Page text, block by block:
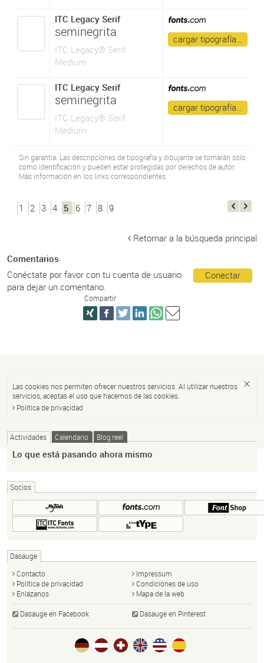
ITC Legacy Serif
seminegrita
ITC Legacy® Serif
Medium
cargar tipografía…
ITC Legacy Serif
seminegrita
ITC Legacy® Serif
Medium
cargar tipografía…
Sin garantía. Las descripciones de tipografía y dibujante se tomarán sólo
como identificación y pueden estar protegidas por derechos de autor.
Más información en los links correspondientes.
1 2 3 4 5 6 7 8 9
Retornar a la búsqueda principal
Comentarios
Conectar
Conéctate por favor con tu cuenta de usuario
para dejar un comentario.
Compartir
Las cookies nos permiten ofrecer nuestros servicios. Al utilizar nuestros
servicios, aceptas el uso que hacemos de las cookies.
Política de privacidad
Actividades Calendario Blog reel
Lo que está pasando ahora mismo
Socios
Dasauge
Contacto
Impressum
Política de privacidad
Condiciones de uso
Enlázanos
Mapa de la web
Dasauge en Facebook Dasauge en Pinterest